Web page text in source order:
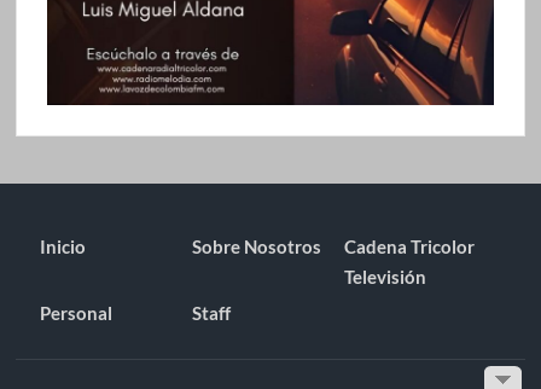
Inicio Sobre Nosotros
Cadena Tricolor
Televisión
Personal
Staff